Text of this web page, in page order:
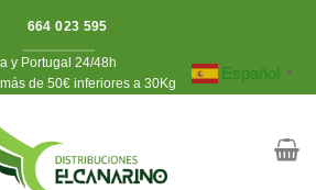
664 023 595
y Portugal 24/48h
de 50€ inferiores a 30Kg
Español ▼